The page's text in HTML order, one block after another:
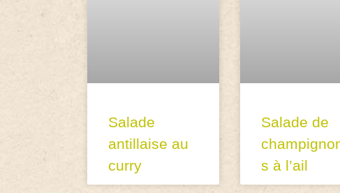
Salade
antillaise au
curry
Salade de
s à l’ail